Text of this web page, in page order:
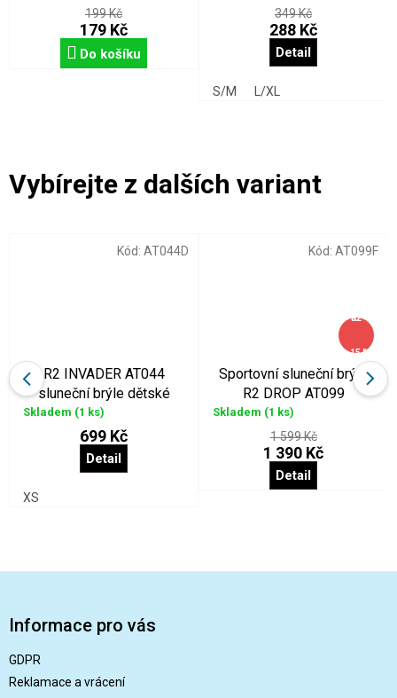
R2 INVADER AT044
sluneční brýle dětské
Skladem (1 ks)
699 Kč
Detail
XS
Kód: AT044D
až
–15 %
Sportovní sluneční brýle
R2 DROP AT099
fotochromatické
Skladem (1 ks)
1 599 Kč
1 390 Kč
Detail
Kód: AT099F
199 Kč
179 Kč
Do košíku
349 Kč
288 Kč
Detail
S/M L/XL
Informace pro vás
GDPR
Reklamace a vrácení